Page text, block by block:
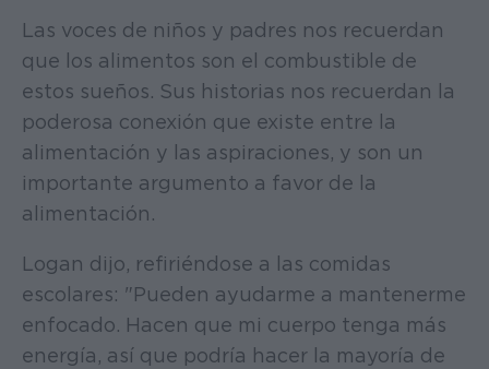
Las voces de niños y padres nos recuerdan
que los alimentos son el combustible de
estos sueños. Sus historias nos recuerdan la
poderosa conexión que existe entre la
alimentación y las aspiraciones, y son un
importante argumento a favor de la
alimentación.
Logan dijo, refiriéndose a las comidas
escolares: "Pueden ayudarme a mantenerme
enfocado. Hacen que mi cuerpo tenga más
energía, así que podría hacer la mayoría de